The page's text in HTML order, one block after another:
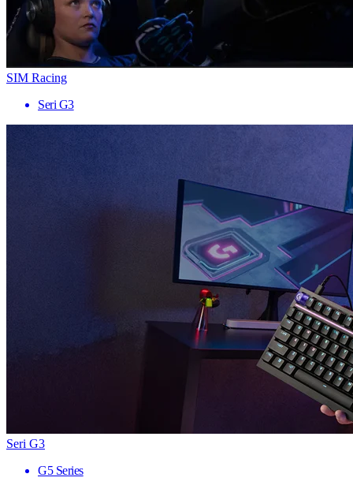
SIM Racing
Seri G3
Seri G3
G5 Series